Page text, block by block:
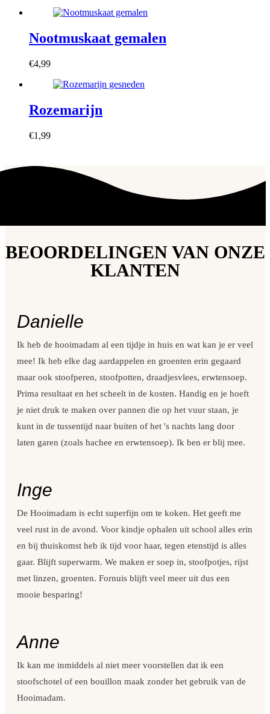
Nootmuskaat gemalen
€4,99
Rozemarijn
€1,99
BEOORDELINGEN VAN ONZE
KLANTEN
Danielle
Ik heb de hooimadam al een tijdje in huis en wat kan je er veel
mee! Ik heb elke dag aardappelen en groenten erin gegaard
maar ook stoofperen, stoofpotten, draadjesvlees, erwtensoep.
Prima resultaat en het scheelt in de kosten. Handig en je hoeft
je niet druk te maken over pannen die op het vuur staan, je
kunt in de tussentijd naar buiten of het 's nachts lang door
laten garen (zoals hachee en erwtensoep). Ik ben er blij mee.
Inge
De Hooimadam is echt superfijn om te koken. Het geeft me
veel rust in de avond. Voor kindje ophalen uit school alles erin
en bij thuiskomst heb ik tijd voor haar, tegen etenstijd is alles
gaar. Blijft superwarm. We maken er soep in, stoofpotjes, rijst
met linzen, groenten. Fornuis blijft veel meer uit dus een
mooie besparing!
Anne
Ik kan me inmiddels al niet meer voorstellen dat ik een
stoofschotel of een bouillon maak zonder het gebruik van de
Hooimadam.